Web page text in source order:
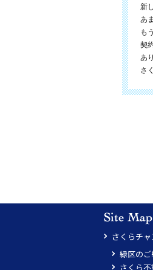
新
あ
も
契
あ
さ
さくらチ
緑区の
さくら